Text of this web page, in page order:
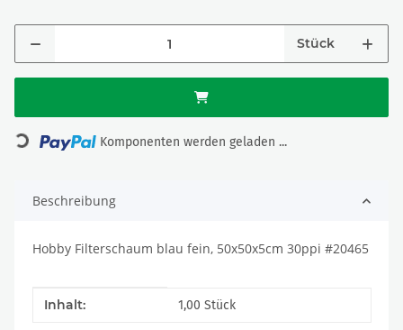
Stück
Loading... Komponenten werden geladen ...
Beschreibung
Hobby Filterschaum blau fein, 50x50x5cm 30ppi #20465
Produkteigenschaft
Wert
Inhalt: 1,00 Stück